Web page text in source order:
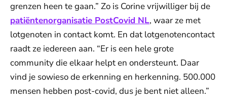
grenzen heen te gaan.” Zo is Corine vrijwilliger bij de
patiëntenorganisatie PostCovid NL, waar ze met
lotgenoten in contact komt. En dat lotgenotencontact
raadt ze iedereen aan. “Er is een hele grote
community die elkaar helpt en ondersteunt. Daar
vind je sowieso de erkenning en herkenning. 500.000
mensen hebben post-covid, dus je bent niet alleen.”